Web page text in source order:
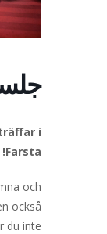
i
Farsta!
och
också
du inte